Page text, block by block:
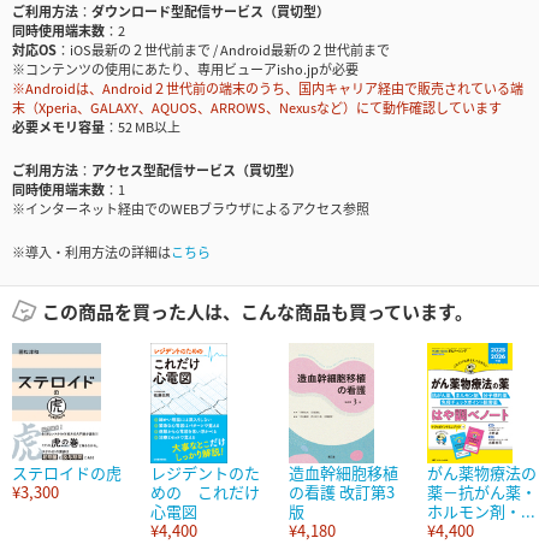
ご利用方法
ダウンロード型配信サービス（買切型）
同時使用端末数
2
対応OS
iOS最新の２世代前まで / Android最新の２世代前まで
※コンテンツの使用にあたり、専用ビューアisho.jpが必要
※Androidは、Android２世代前の端末のうち、国内キャリア経由で販売されている端
末（Xperia、GALAXY、AQUOS、ARROWS、Nexusなど）にて動作確認しています
必要メモリ容量
52 MB以上
ご利用方法
アクセス型配信サービス（買切型）
同時使用端末数
1
※インターネット経由でのWEBブラウザによるアクセス参照
※導入・利用方法の詳細はこちら
この商品を買った人は、こんな商品も買っています。
ステロイドの虎
¥3,300
レジデントのた
めの これだけ
心電図
¥4,400
造血幹細胞移植
の看護 改訂第3
版
¥4,180
がん薬物療法の
薬－抗がん薬・
ホルモン剤・...
¥4,400